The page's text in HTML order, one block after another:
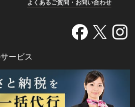
よくあるご質問・お問い合わせ
ービス